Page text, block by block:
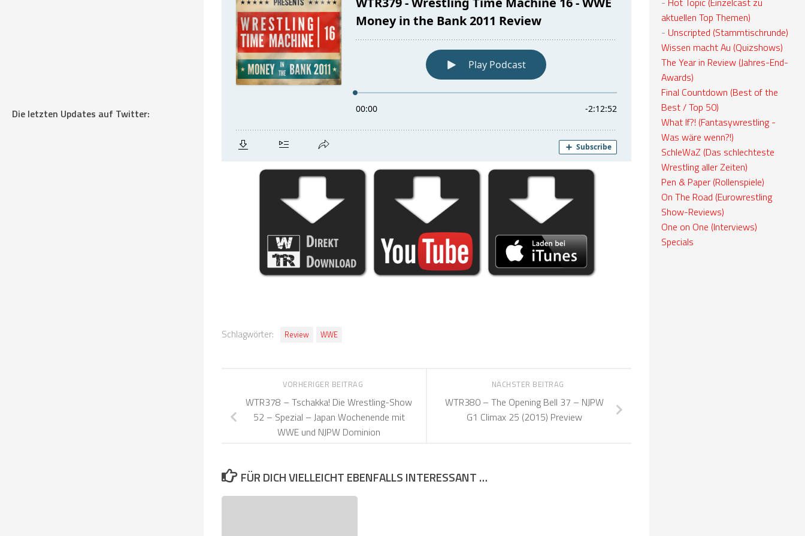
Schlagwörter: Review WWE
NÄCHSTER BEITRAG
WTR380 – The Opening Bell 37 – NJPW
G1 Climax 25 (2015) Preview
VORHERIGER BEITRAG
WTR378 – Tschakka! Die Wrestling-Show
52 – Spezial – Japan Wochenende mit
WWE und NJPW Dominion
FÜR DICH VIELLEICHT EBENFALLS INTERESSANT …
Die letzten Updates auf Twitter:
aktuellen Top Themen)
- Unscripted (Stammtischrunde)
Wissen macht Au (Quizshows)
The Year in Review (Jahres-End-
Awards)
Final Countdown (Best of the
Best / Top 50)
What If?! (Fantasywrestling -
Was wäre wenn?!)
SchleWaZ (Das schlechteste
Wrestling aller Zeiten)
Pen & Paper (Rollenspiele)
On The Road (Eurowrestling
Show-Reviews)
One on One (Interviews)
Specials